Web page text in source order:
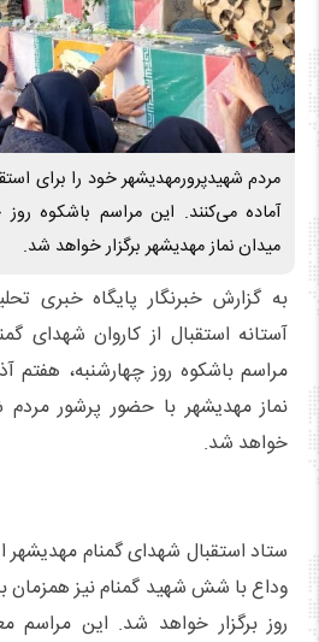
مردم شهیدپرورمهدیشهر خود را برای
آماده می‌کنند. این مراسم باشکوه روز
میدان نماز مهدیشهر برگزار خواهد شد.
به گزارش خبرنگار پایگاه خبری
آستانه استقبال از کاروان شهدای
نماز مهدیشهر با حضور پرشور مردم
خواهد شد.
ستاد استقبال شهدای گمنام
وداع با شش شهید گمنام نیز همزمان
روز برگزار خواهد شد. این